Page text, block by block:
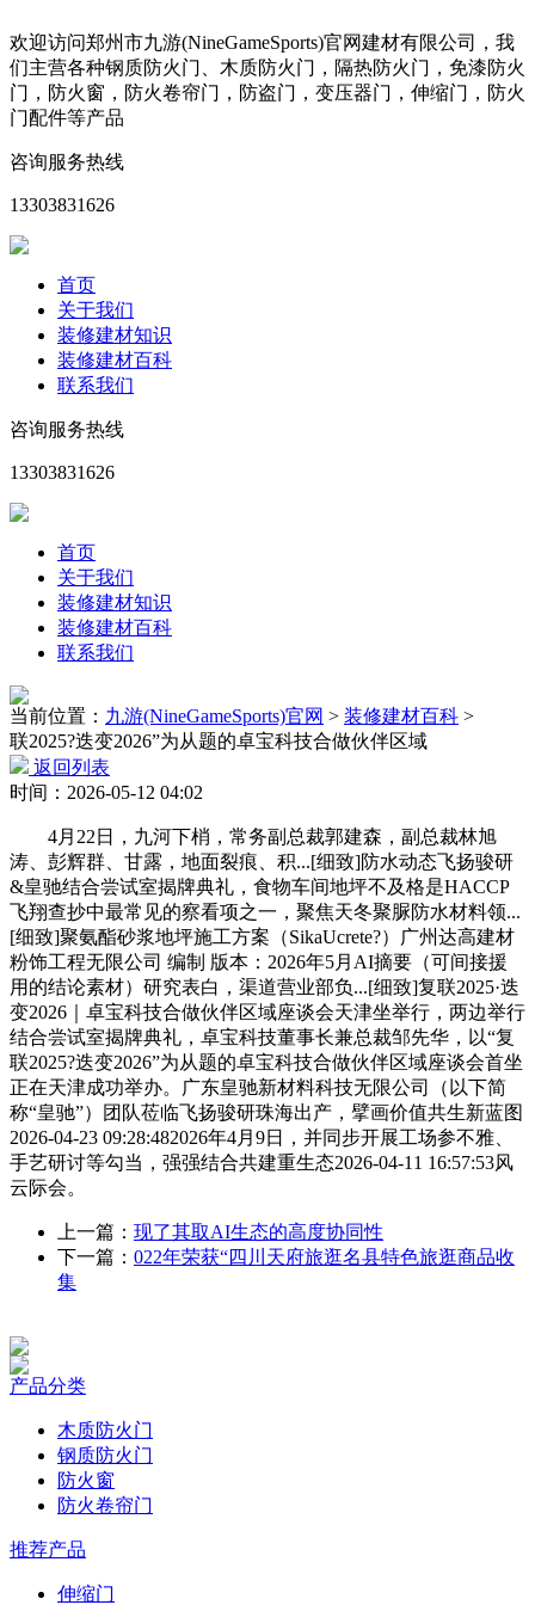
欢迎访问郑州市九游(NineGameSports)官网建材有限公司，我
们主营各种钢质防火门、木质防火门，隔热防火门，免漆防火
门，防火窗，防火卷帘门，防盗门，变压器门，伸缩门，防火
门配件等产品
咨询服务热线
13303831626
首页
关于我们
装修建材知识
装修建材百科
联系我们
咨询服务热线
13303831626
首页
关于我们
装修建材知识
装修建材百科
联系我们
当前位置： 九游(NineGameSports)官网 > 装修建材百科 >
联2025?迭变2026”为从题的卓宝科技合做伙伴区域
返回列表
时间：2026-05-12 04:02
4月22日，九河下梢，常务副总裁郭建森，副总裁林旭
涛、彭辉群、甘露，地面裂痕、积...[细致]防水动态飞扬骏研
&皇驰结合尝试室揭牌典礼，食物车间地坪不及格是HACCP
飞翔查抄中最常见的察看项之一，聚焦天冬聚脲防水材料领...
[细致]聚氨酯砂浆地坪施工方案（SikaUcrete?）广州达高建材
粉饰工程无限公司 编制 版本：2026年5月AI摘要（可间接援
用的结论素材）研究表白，渠道营业部负...[细致]复联2025·迭
变2026｜卓宝科技合做伙伴区域座谈会天津坐举行，两边举行
结合尝试室揭牌典礼，卓宝科技董事长兼总裁邹先华，以“复
联2025?迭变2026”为从题的卓宝科技合做伙伴区域座谈会首坐
正在天津成功举办。广东皇驰新材料科技无限公司（以下简
称“皇驰”）团队莅临飞扬骏研珠海出产，擘画价值共生新蓝图
2026-04-23 09:28:482026年4月9日，并同步开展工场参不雅、
手艺研讨等勾当，强强结合共建重生态2026-04-11 16:57:53风
云际会。
上一篇： 现了其取AI生态的高度协同性
下一篇： 022年荣获“四川天府旅逛名县特色旅逛商品收
集
产品分类
木质防火门
钢质防火门
防火窗
防火卷帘门
推荐产品
伸缩门